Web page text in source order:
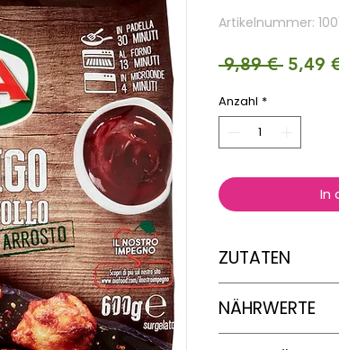
Artikelnummer:
9,89 € 5,49
Anzahl *
In
ZUTATEN
Kartoffelstärke,
Paprika, Salz,
NÄHRWERTE